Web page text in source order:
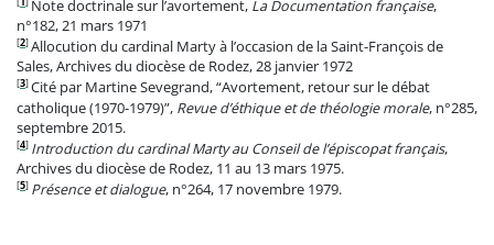
Note doctrinale sur l’avortement, La Documentation française,
n°182, 21 mars 1971
[2]Allocution du cardinal Marty à l’occasion de la Saint-François de
Sales, Archives du diocèse de Rodez, 28 janvier 1972
[3] Cité par Martine Sevegrand, “Avortement, retour sur le débat
catholique (1970-1979)”, Revue d’éthique et de théologie morale, n°285,
septembre 2015.
[4] Introduction du cardinal Marty au Conseil de l’épiscopat français,
Archives du diocèse de Rodez, 11 au 13 mars 1975.
[5] Présence et dialogue, n°264, 17 novembre 1979.